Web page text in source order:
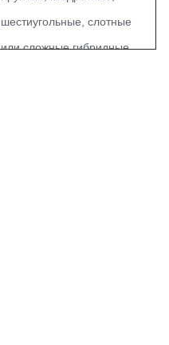
шестиугольные, слотные
или сложные гибридные